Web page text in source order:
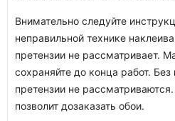
Внимательно следуйте
неправильной технике
претензии не рассматривает.
сохраняйте до конца работ.
претензии не
позволит дозаказать обои.